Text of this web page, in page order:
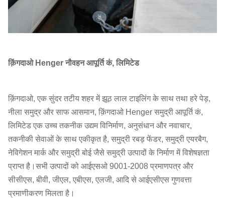
4000 1110
45
4500L
L
2500
×
4000L
2500 4000 1386 781 3434
L
2500
×
2500 5000 1750 985 4272
क़िंगदाओ Henger नौवहन आपूर्ति कं, लिमिटेड
क़िंगदाओ, एक सुंदर तटीय शहर में झूठ लाल टाइलिंग के साथ तथा हरे पेड़,
नीला समुद्र और साफ आसमान, क़िंगदाओ Henger समुद्री आपूर्ति कं,
लिमिटेड एक उच्च तकनीक उद्यम विनिर्माण, अनुसंधान और नवाचार,
तकनीकी सेवाओं के साथ एकीकृत है, समुद्री रबड़ फेंडर, समुद्री एयरबैग,
नेविगेशन मार्क और समुद्री बोई जैसे समुद्री उत्पादों के निर्माण में विशेषज्ञता
प्राप्त है।सभी उत्पादों को आईएसओ 9001-2008 प्रमाणपत्र और
सीसीएस, बीवी, जीएल, एबीएस, एलजी, आदि से आईएसीएस गुणवत्ता
प्रमाणीकरण मिलता है।